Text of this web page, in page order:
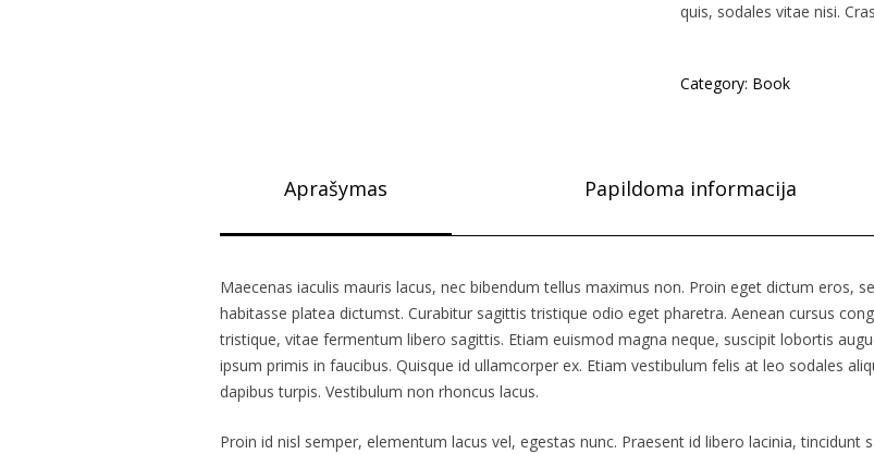
quis, sodales vitae nisi.
Category: Book
Aprašymas Papildoma informacija
Maecenas iaculis mauris lacus, nec bibendum tellus maximus non. Proin eget dictum eros,
habitasse platea dictumst. Curabitur sagittis tristique odio eget pharetra. Aenean cursus
tristique, vitae fermentum libero sagittis. Etiam euismod magna neque, suscipit lobortis
ipsum primis in faucibus. Quisque id ullamcorper ex. Etiam vestibulum felis at leo sodales
dapibus turpis. Vestibulum non rhoncus lacus.
Proin id nisl semper, elementum lacus vel, egestas nunc. Praesent id libero lacinia,